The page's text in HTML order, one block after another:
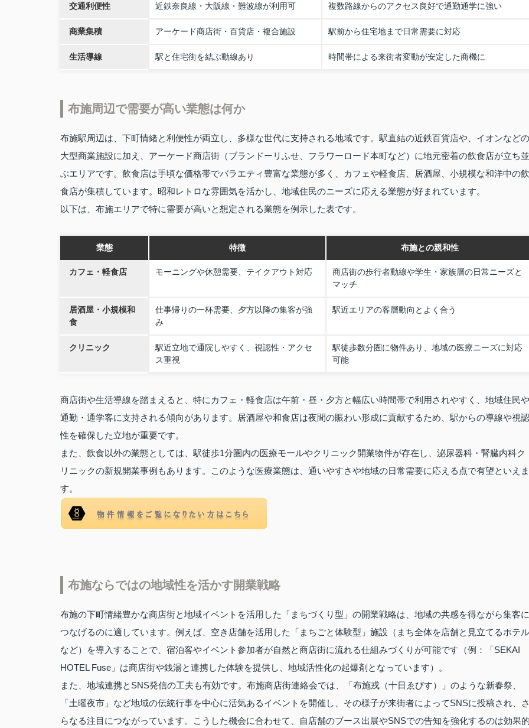
交通利便性 近鉄奈良線・大阪線・難波線が利用可 複数路線からのアクセス良好で通勤通学に強い
商業集積 アーケード商店街・百貨店・複合施設 駅前から住宅地まで日常需要に対応
生活導線 駅と住宅街を結ぶ動線あり 時間帯による来街者変動が安定した商機に
布施周辺で需要が高い業態は何か
布施駅周辺は、下町情緒と利便性が両立し、多様な世代に支持される地域です。駅直結の近鉄百貨店や、イオンなどの
大型商業施設に加え、アーケード商店街（ブランドーリふせ、フラワーロード本町など）に地元密着の飲食店が立ち並
ぶエリアです。飲食店は手頃な価格帯でバラエティ豊富な業態が多く、カフェや軽食店、居酒屋、小規模な和洋中の飲
食店が集積しています。昭和レトロな雰囲気を活かし、地域住民のニーズに応える業態が好まれています。
以下は、布施エリアで特に需要が高いと想定される業態を例示した表です。
業態 特徴 布施との親和性
カフェ・軽食店 モーニングや休憩需要、テイクアウト対応
商店街の歩行者動線や学生・家族層の日常ニーズと
マッチ
居酒屋・小規模和
食
仕事帰りの一杯需要、夕方以降の集客が強
み
駅近エリアの客層動向とよく合う
クリニック
駅近立地で通院しやすく、視認性・アクセ
ス重視
駅徒歩数分圏に物件あり、地域の医療ニーズに対応
可能
商店街や生活導線を踏まえると、特にカフェ・軽食店は午前・昼・夕方と幅広い時間帯で利用されやすく、地域住民や
通勤・通学客に支持される傾向があります。居酒屋や和食店は夜間の賑わい形成に貢献するため、駅からの導線や視認
性を確保した立地が重要です。
また、飲食以外の業態としては、駅徒歩1分圏内の医療モールやクリニック開業物件が存在し、泌尿器科・腎臓内科ク
リニックの新規開業事例もあります。このような医療業態は、通いやすさや地域の日常需要に応える点で有望といえま
す。
布施ならではの地域性を活かす開業戦略
布施の下町情緒豊かな商店街と地域イベントを活用した「まちづくり型」の開業戦略は、地域の共感を得ながら集客に
つなげるのに適しています。例えば、空き店舗を活用した「まちごと体験型」施設（まち全体を店舗と見立てるホテル
など）を導入することで、宿泊客やイベント参加者が自然と商店街に流れる仕組みづくりが可能です（例：「SEKAI
HOTEL Fuse」は商店街や銭湯と連携した体験を提供し、地域活性化の起爆剤となっています）。
また、地域連携とSNS発信の工夫も有効です。布施商店街連絡会では、「布施戎（十日ゑびす）」のような新春祭、
「土曜夜市」など地域の伝統行事を中心に活気あるイベントを開催し、その様子が来街者によってSNSに投稿され、
らなる注目につながっています。こうした機会に合わせて、自店舗のブース出展やSNSでの告知を強化するのは効果